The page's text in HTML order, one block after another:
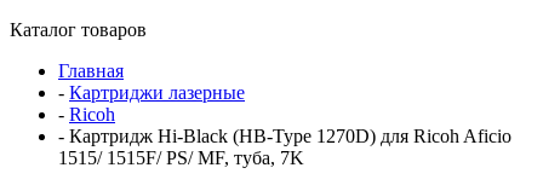
Каталог товаров
Главная
- Картриджи лазерные
- Ricoh
- Картридж Hi-Black (HB-Type 1270D) для Ricoh Aficio
1515/ 1515F/ PS/ MF, туба, 7K